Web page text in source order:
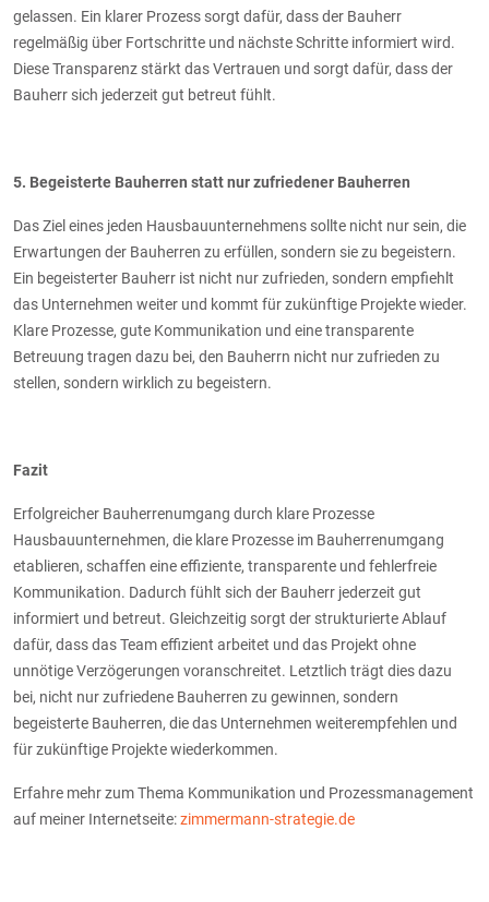
gelassen. Ein klarer Prozess sorgt dafür, dass der Bauherr
regelmäßig über Fortschritte und nächste Schritte informiert wird.
Diese Transparenz stärkt das Vertrauen und sorgt dafür, dass der
Bauherr sich jederzeit gut betreut fühlt.
5. Begeisterte Bauherren statt nur zufriedener Bauherren
Das Ziel eines jeden Hausbauunternehmens sollte nicht nur sein, die
Erwartungen der Bauherren zu erfüllen, sondern sie zu begeistern.
Ein begeisterter Bauherr ist nicht nur zufrieden, sondern empfiehlt
das Unternehmen weiter und kommt für zukünftige Projekte wieder.
Klare Prozesse, gute Kommunikation und eine transparente
Betreuung tragen dazu bei, den Bauherrn nicht nur zufrieden zu
stellen, sondern wirklich zu begeistern.
Fazit
Erfolgreicher Bauherrenumgang durch klare Prozesse
Hausbauunternehmen, die klare Prozesse im Bauherrenumgang
etablieren, schaffen eine effiziente, transparente und fehlerfreie
Kommunikation. Dadurch fühlt sich der Bauherr jederzeit gut
informiert und betreut. Gleichzeitig sorgt der strukturierte Ablauf
dafür, dass das Team effizient arbeitet und das Projekt ohne
unnötige Verzögerungen voranschreitet. Letztlich trägt dies dazu
bei, nicht nur zufriedene Bauherren zu gewinnen, sondern
begeisterte Bauherren, die das Unternehmen weiterempfehlen und
für zukünftige Projekte wiederkommen.
Erfahre mehr zum Thema Kommunikation und Prozessmanagement
auf meiner Internetseite:zimmermann-strategie.de